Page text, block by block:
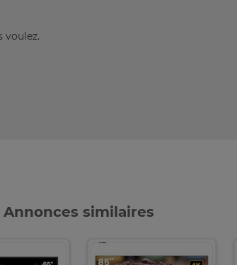
voulez.
Annonces similaires